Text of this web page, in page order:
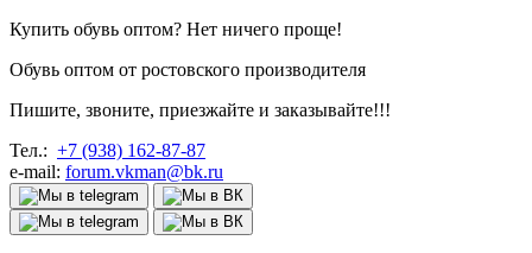
Купить обувь оптом? Нет ничего проще!
Обувь оптом от ростовского производителя
Пишите, звоните, приезжайте и заказывайте!!!
Тел.: +7 (938) 162-87-87
e-mail: forum.vkman@bk.ru